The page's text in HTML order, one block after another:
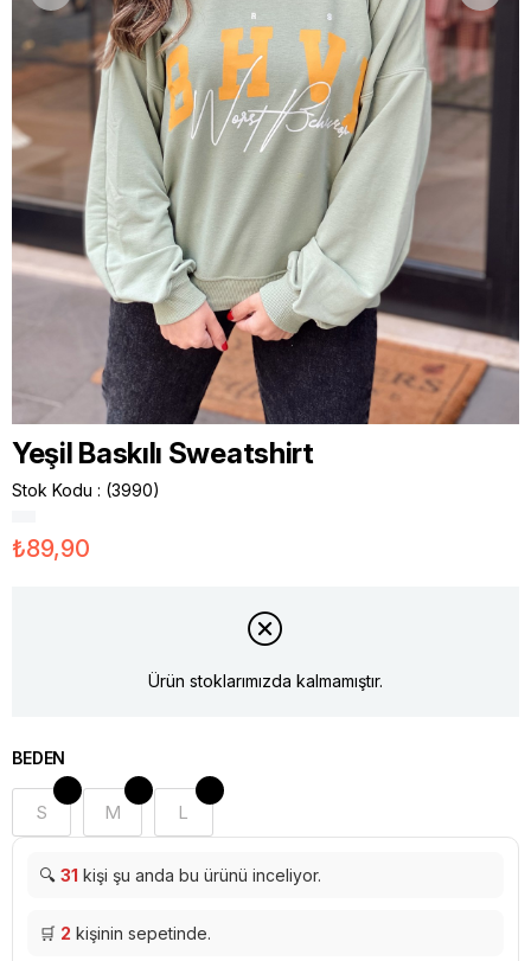
Yeşil Baskılı Sweatshirt
Stok Kodu (3990)
₺89,90
Ürün stoklarımızda kalmamıştır.
BEDEN
S M L
🔍 31 kişi şu anda bu ürünü inceliyor.
🛒 2 kişinin sepetinde.